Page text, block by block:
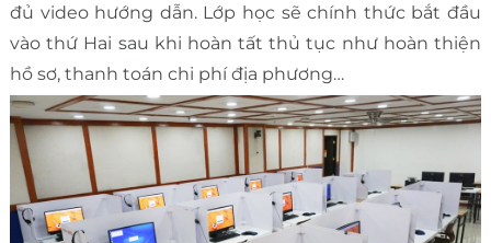
đủ video hướng dẫn. Lớp học sẽ chính thức bắt đầu
vào thứ Hai sau khi hoàn tất thủ tục như hoàn thiện
hồ sơ, thanh toán chi phí địa phương…